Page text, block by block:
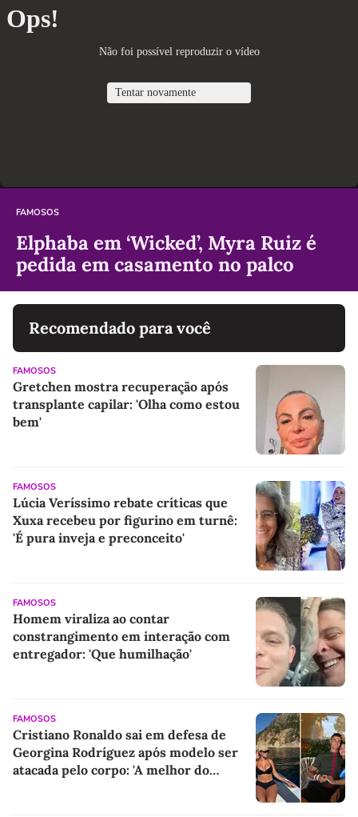
FAMOSOS
Elphaba em ‘Wicked’, Myra Ruiz é
pedida em casamento no palco
Recomendado para você
FAMOSOS
Gretchen mostra recuperação após
transplante capilar: 'Olha como estou
bem'
FAMOSOS
Lúcia Veríssimo rebate críticas que
Xuxa recebeu por figurino em turnê:
'É pura inveja e preconceito'
FAMOSOS
Homem viraliza ao contar
constrangimento em interação com
entregador: 'Que humilhação'
FAMOSOS
Cristiano Ronaldo sai em defesa de
Georgina Rodríguez após modelo ser
atacada pelo corpo: 'A melhor do